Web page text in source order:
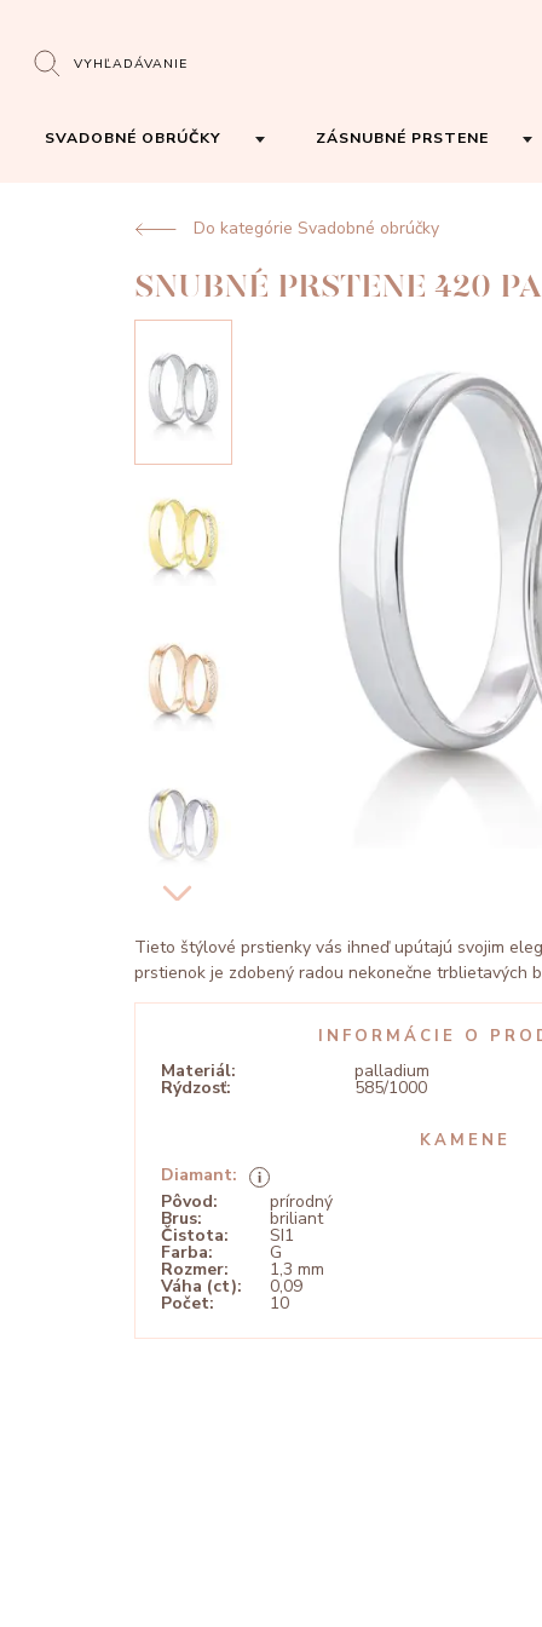
VYHĽADÁVANIE
SVADOBNÉ OBRÚČKY ZÁSNUBNÉ PRSTENE
Do kategórie Svadobné obrúčky
SNUBNÉ PRSTENE 420
Tieto štýlové prstienky vás ihneď upútajú svojim
prstienok je zdobený radou nekonečne trblietavých
INFORMÁCIE O
Materiál: palladium
Rýdzosť: 585/1000
KAMENE
Diamant:
Pôvod:
prírodný
Brus: briliant
Čistota: SI1
Farba: G
Rozmer: 1,3 mm
Váha (ct): 0,09
Počet: 10